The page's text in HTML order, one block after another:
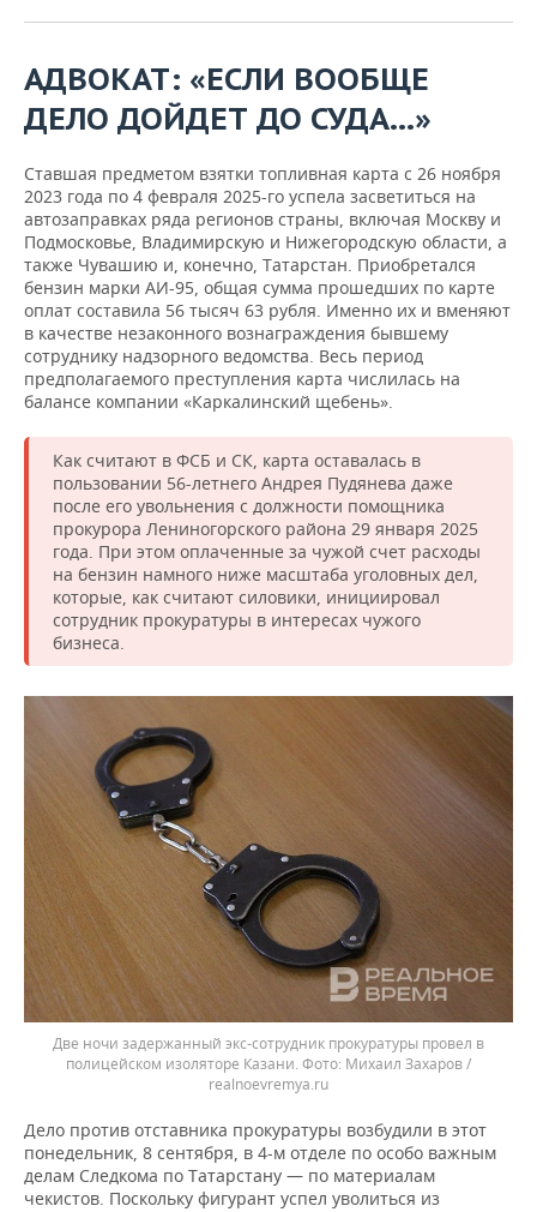
АДВОКАТ: «ЕСЛИ ВООБЩЕ
ДЕЛО ДОЙДЕТ ДО СУДА...»
Ставшая предметом взятки топливная карта с 26 ноября
2023 года по 4 февраля 2025-го успела засветиться на
автозаправках ряда регионов страны, включая Москву и
Подмосковье, Владимирскую и Нижегородскую области, а
также Чувашию и, конечно, Татарстан. Приобретался
бензин марки АИ-95, общая сумма прошедших по карте
оплат составила 56 тысяч 63 рубля. Именно их и вменяют
в качестве незаконного вознаграждения бывшему
сотруднику надзорного ведомства. Весь период
предполагаемого преступления карта числилась на
балансе компании «Каркалинский щебень».
Как считают в ФСБ и СК, карта оставалась в
пользовании 56-летнего Андрея Пудянева даже
после его увольнения с должности помощника
прокурора Лениногорского района 29 января 2025
года. При этом оплаченные за чужой счет расходы
на бензин намного ниже масштаба уголовных дел,
которые, как считают силовики, инициировал
сотрудник прокуратуры в интересах чужого
бизнеса.
Две ночи задержанный экс-сотрудник прокуратуры провел в
полицейском изоляторе Казани.
Михаил Захаров /
realnoevremya.ru
Дело против отставника прокуратуры возбудили в этот
понедельник, 8 сентября, в 4-м отделе по особо важным
делам Следкома по Татарстану — по материалам
чекистов. Поскольку фигурант успел уволиться из